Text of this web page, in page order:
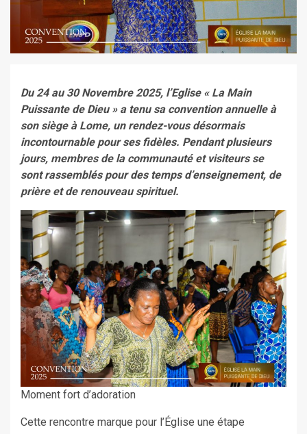
Du 24 au 30 Novembre 2025, l’Eglise « La Main
Puissante de Dieu » a tenu sa convention annuelle à
son siège à Lome, un rendez-vous désormais
incontournable pour ses fidèles. Pendant plusieurs
jours, membres de la communauté et visiteurs se
sont rassemblés pour des temps d’enseignement, de
prière et de renouveau spirituel.
Moment fort d’adoration
Cette rencontre marque pour l’Église une étape